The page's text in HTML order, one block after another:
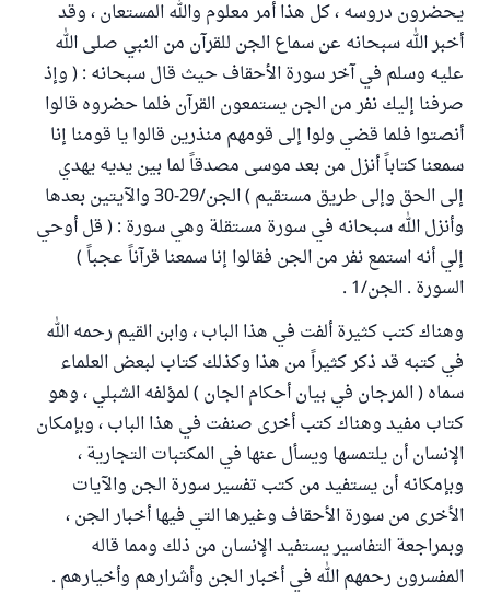
يحضرون دروسه ، كل هذا أمر معلوم والله المستعان ، وقد
أخبر الله سبحانه عن سماع الجن للقرآن من النبي صلى الله
عليه وسلم في آخر سورة الأحقاف حيث قال سبحانه : ( وإذ
صرفنا إليك نفر من الجن يستمعون القرآن فلما حضروه قالوا
أنصتوا فلما قضي ولوا إلى قومهم منذرين قالوا يا قومنا إنا
سمعنا كتاباً أنزل من بعد موسى مصدقاً لما بين يديه يهدي
إلى الحق وإلى طريق مستقيم ) الجن/29-30 والآيتين بعدها
وأنزل الله سبحانه في سورة مستقلة وهي سورة : ( قل أوحي
إلي أنه استمع نفر من الجن فقالوا إنا سمعنا قرآناً عجباً )
السورة . الجن/1 .
وهناك كتب كثيرة ألفت في هذا الباب ، وابن القيم رحمه الله
في كتبه قد ذكر كثيراً من هذا وكذلك كتاب لبعض العلماء
سماه ( المرجان في بيان أحكام الجان ) لمؤلفه الشبلي ، وهو
كتاب مفيد وهناك كتب أخرى صنفت في هذا الباب ، وبإمكان
الإنسان أن يلتمسها ويسأل عنها في المكتبات التجارية ،
وبإمكانه أن يستفيد من كتب تفسير سورة الجن والآيات
الأخرى من سورة الأحقاف وغيرها التي فيها أخبار الجن ،
وبمراجعة التفاسير يستفيد الإنسان من ذلك ومما قاله
المفسرون رحمهم الله في أخبار الجن وأشرارهم وأخيارهم .